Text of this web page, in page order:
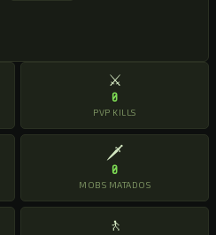
⚔
0
PVP KILLS
🗡
0
MOBS MATADOS
🚶